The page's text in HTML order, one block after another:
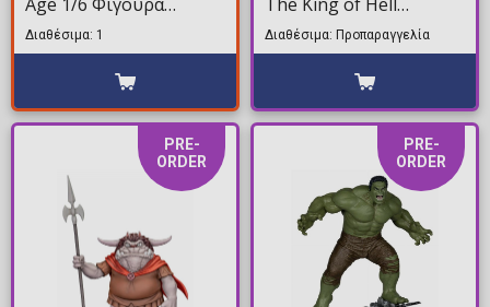
Αγαλματίδιο (27cm)
Διαθέσιμα: 1
Φιγούρα Δράσης (15cm)
Διαθέσιμα: Προπαραγγελία
PRE-
ORDER
PRE-
ORDER